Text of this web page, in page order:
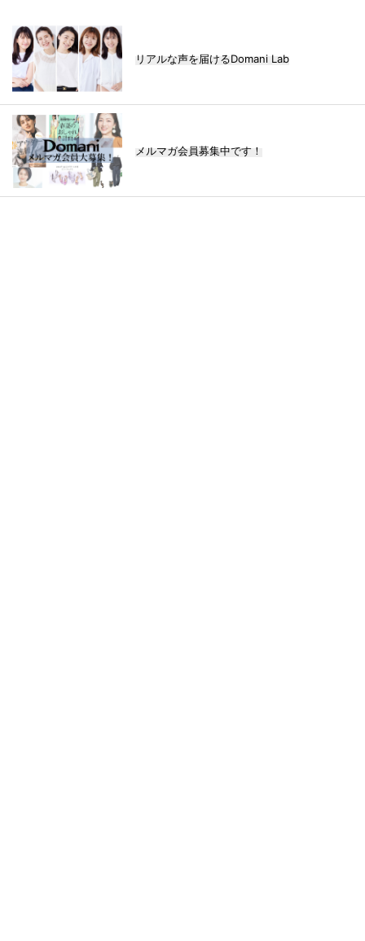
リアルな声を届けるDomani Lab
メルマガ会員募集中です！